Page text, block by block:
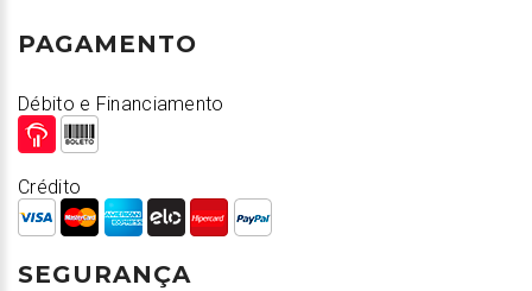
PAGAMENTO
Débito e Financiamento
Crédito
SEGURANÇA